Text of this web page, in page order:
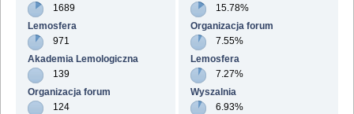
1689
Lemosfera
971
Akademia Lemologiczna
139
Organizacja forum
124
15.78%
Organizacja forum
7.55%
Lemosfera
7.27%
Wyszalnia
6.93%